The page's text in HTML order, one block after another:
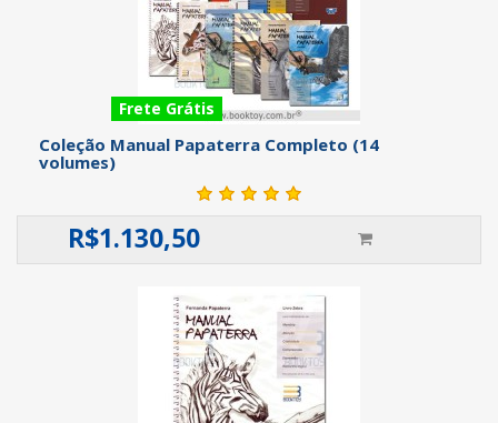
Frete Grátis
Coleção Manual Papaterra Completo (14
volumes)
R$1.130,50